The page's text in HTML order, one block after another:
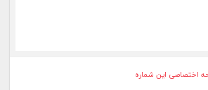
اختصاصی این شماره